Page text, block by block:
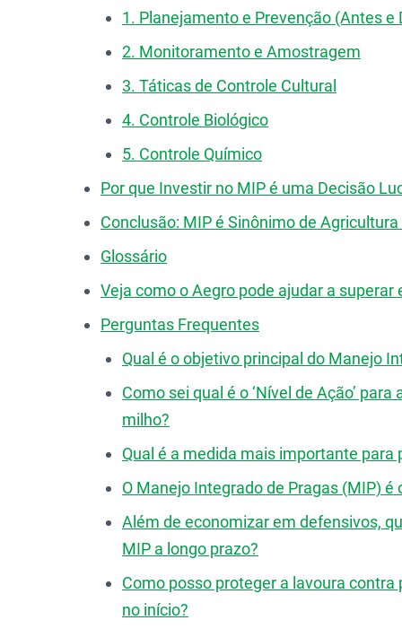
1. Planejamento e Prevenção (Antes e
2. Monitoramento e Amostragem
3. Táticas de Controle Cultural
4. Controle Biológico
5. Controle Químico
Por que Investir no MIP é uma Decisão
Conclusão: MIP é Sinônimo de
Glossário
Veja como o Aegro pode ajudar a superar
Perguntas Frequentes
Qual é o objetivo principal do Manejo
Como sei qual é o ‘Nível de Ação’
milho?
Qual é a medida mais importante para
O Manejo Integrado de Pragas (MIP)
Além de economizar em defensivos,
MIP a longo prazo?
Como posso proteger a lavoura
no início?